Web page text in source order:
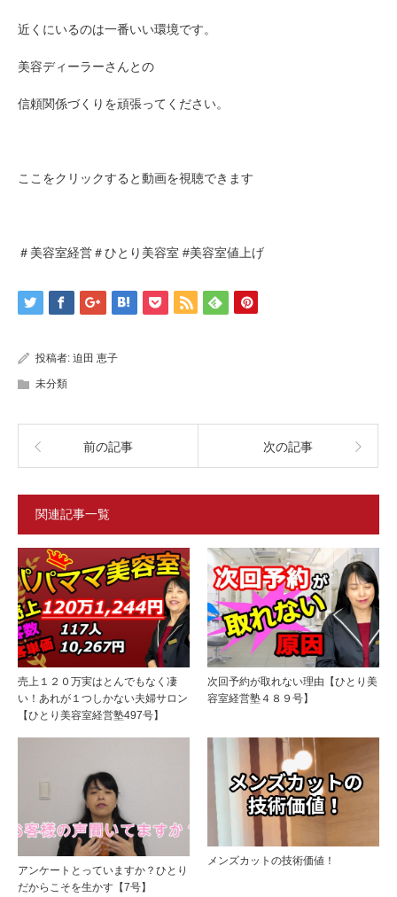
近くにいるのは一番いい環境です。
美容ディーラーさんとの
信頼関係づくりを頑張ってください。
ここをクリックすると動画を視聴できます
＃美容室経営＃ひとり美容室 #美容室値上げ
投稿者: 迫田 恵子
未分類
前の記事 次の記事
関連記事一覧
売上１２０万実はとんでもなく凄
い！あれが１つしかない夫婦サロン
【ひとり美容室経営塾497号】
次回予約が取れない理由【ひとり美
容室経営塾４８９号】
アンケートとっていますか？ひとり
だからこそを生かす【7号】
メンズカットの技術価値！